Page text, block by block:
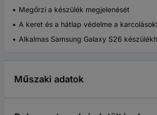
Megőrzi a készülék megjelenését
A keret és a hátlap védelme a
Alkalmas Samsung Galaxy S26
Műszaki adatok